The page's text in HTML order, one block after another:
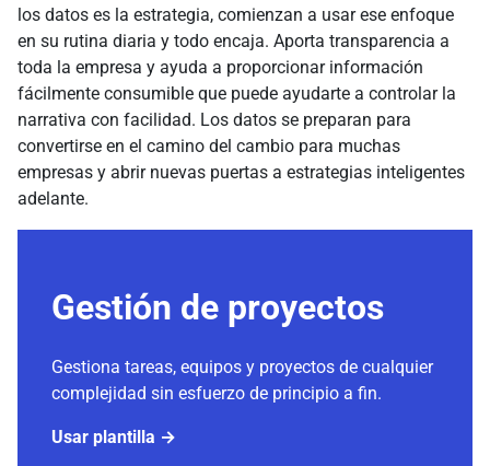
los datos es la estrategia, comienzan a usar ese enfoque
en su rutina diaria y todo encaja. Aporta transparencia a
toda la empresa y ayuda a proporcionar información
fácilmente consumible que puede ayudarte a controlar la
narrativa con facilidad. Los datos se preparan para
convertirse en el camino del cambio para muchas
empresas y abrir nuevas puertas a estrategias inteligentes
adelante.
Gestión de proyectos
Gestiona tareas, equipos y proyectos de cualquier
complejidad sin esfuerzo de principio a fin.
Usar plantilla →